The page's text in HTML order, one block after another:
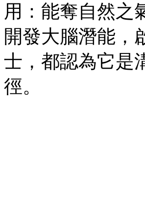
用：能奪自然之
開發大腦潛能，
士，都認為它是
徑。